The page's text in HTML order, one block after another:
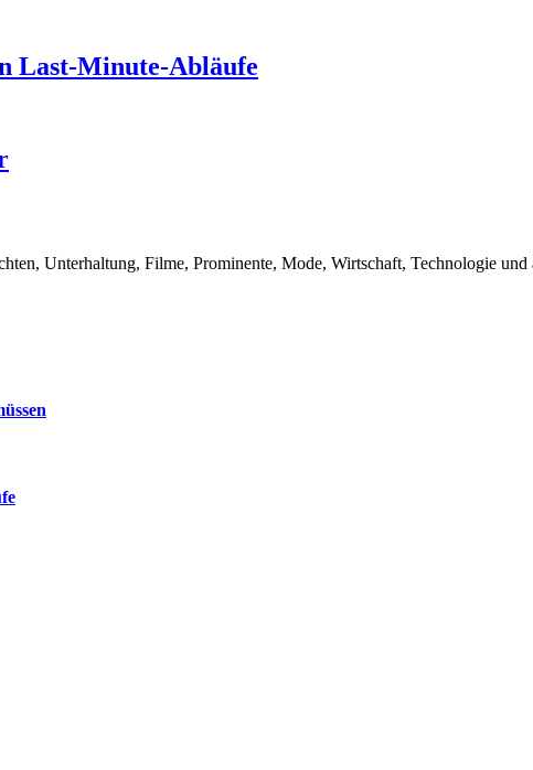
Last-Minute-Abläufe
Unterhaltung, Filme, Prominente, Mode, Wirtschaft, Technologie